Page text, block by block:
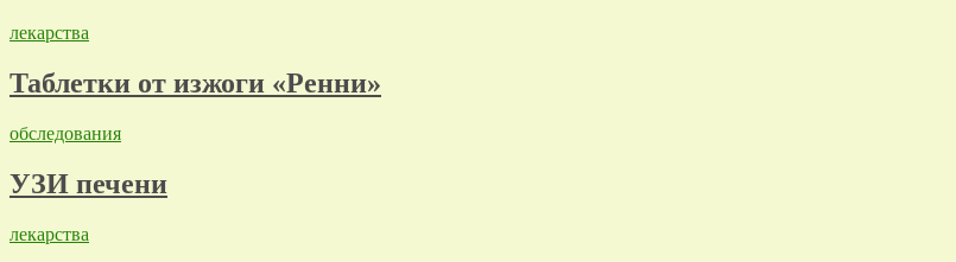
лекарства
Таблетки от изжоги «Ренни»
обследования
УЗИ печени
лекарства